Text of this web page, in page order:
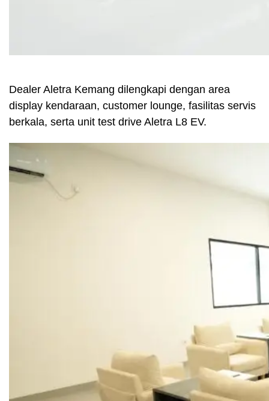
Dealer Aletra Kemang dilengkapi dengan area
display kendaraan, customer lounge, fasilitas servis
berkala, serta unit test drive Aletra L8 EV.